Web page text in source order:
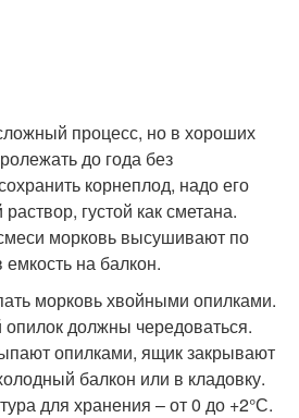
процесс, но в хороших
до года без
корнеплод, надо его
густой как сметана.
морковь высушивают по
на балкон.
морковь хвойными опилками.
должны чередоваться.
опилками, ящик закрывают
балкон или в кладовку.
для хранения – от 0 до +2°С.